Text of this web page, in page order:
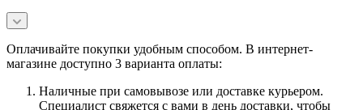
Оплачивайте покупки удобным способом. В интернет-
магазине доступно 3 варианта оплаты:
Наличные при самовывозе или доставке курьером.
Специалист свяжется с вами в день доставки, чтобы